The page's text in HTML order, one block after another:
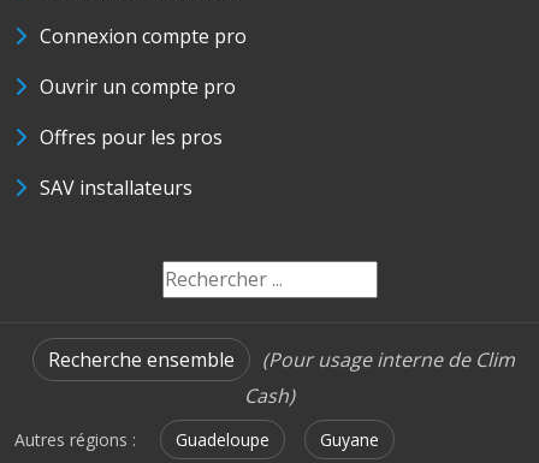
Connexion compte pro
Ouvrir un compte pro
Offres pour les pros
SAV installateurs
Recherche ensemble
(Pour usage interne de Clim
Cash)
Autres régions : Guadeloupe Guyane